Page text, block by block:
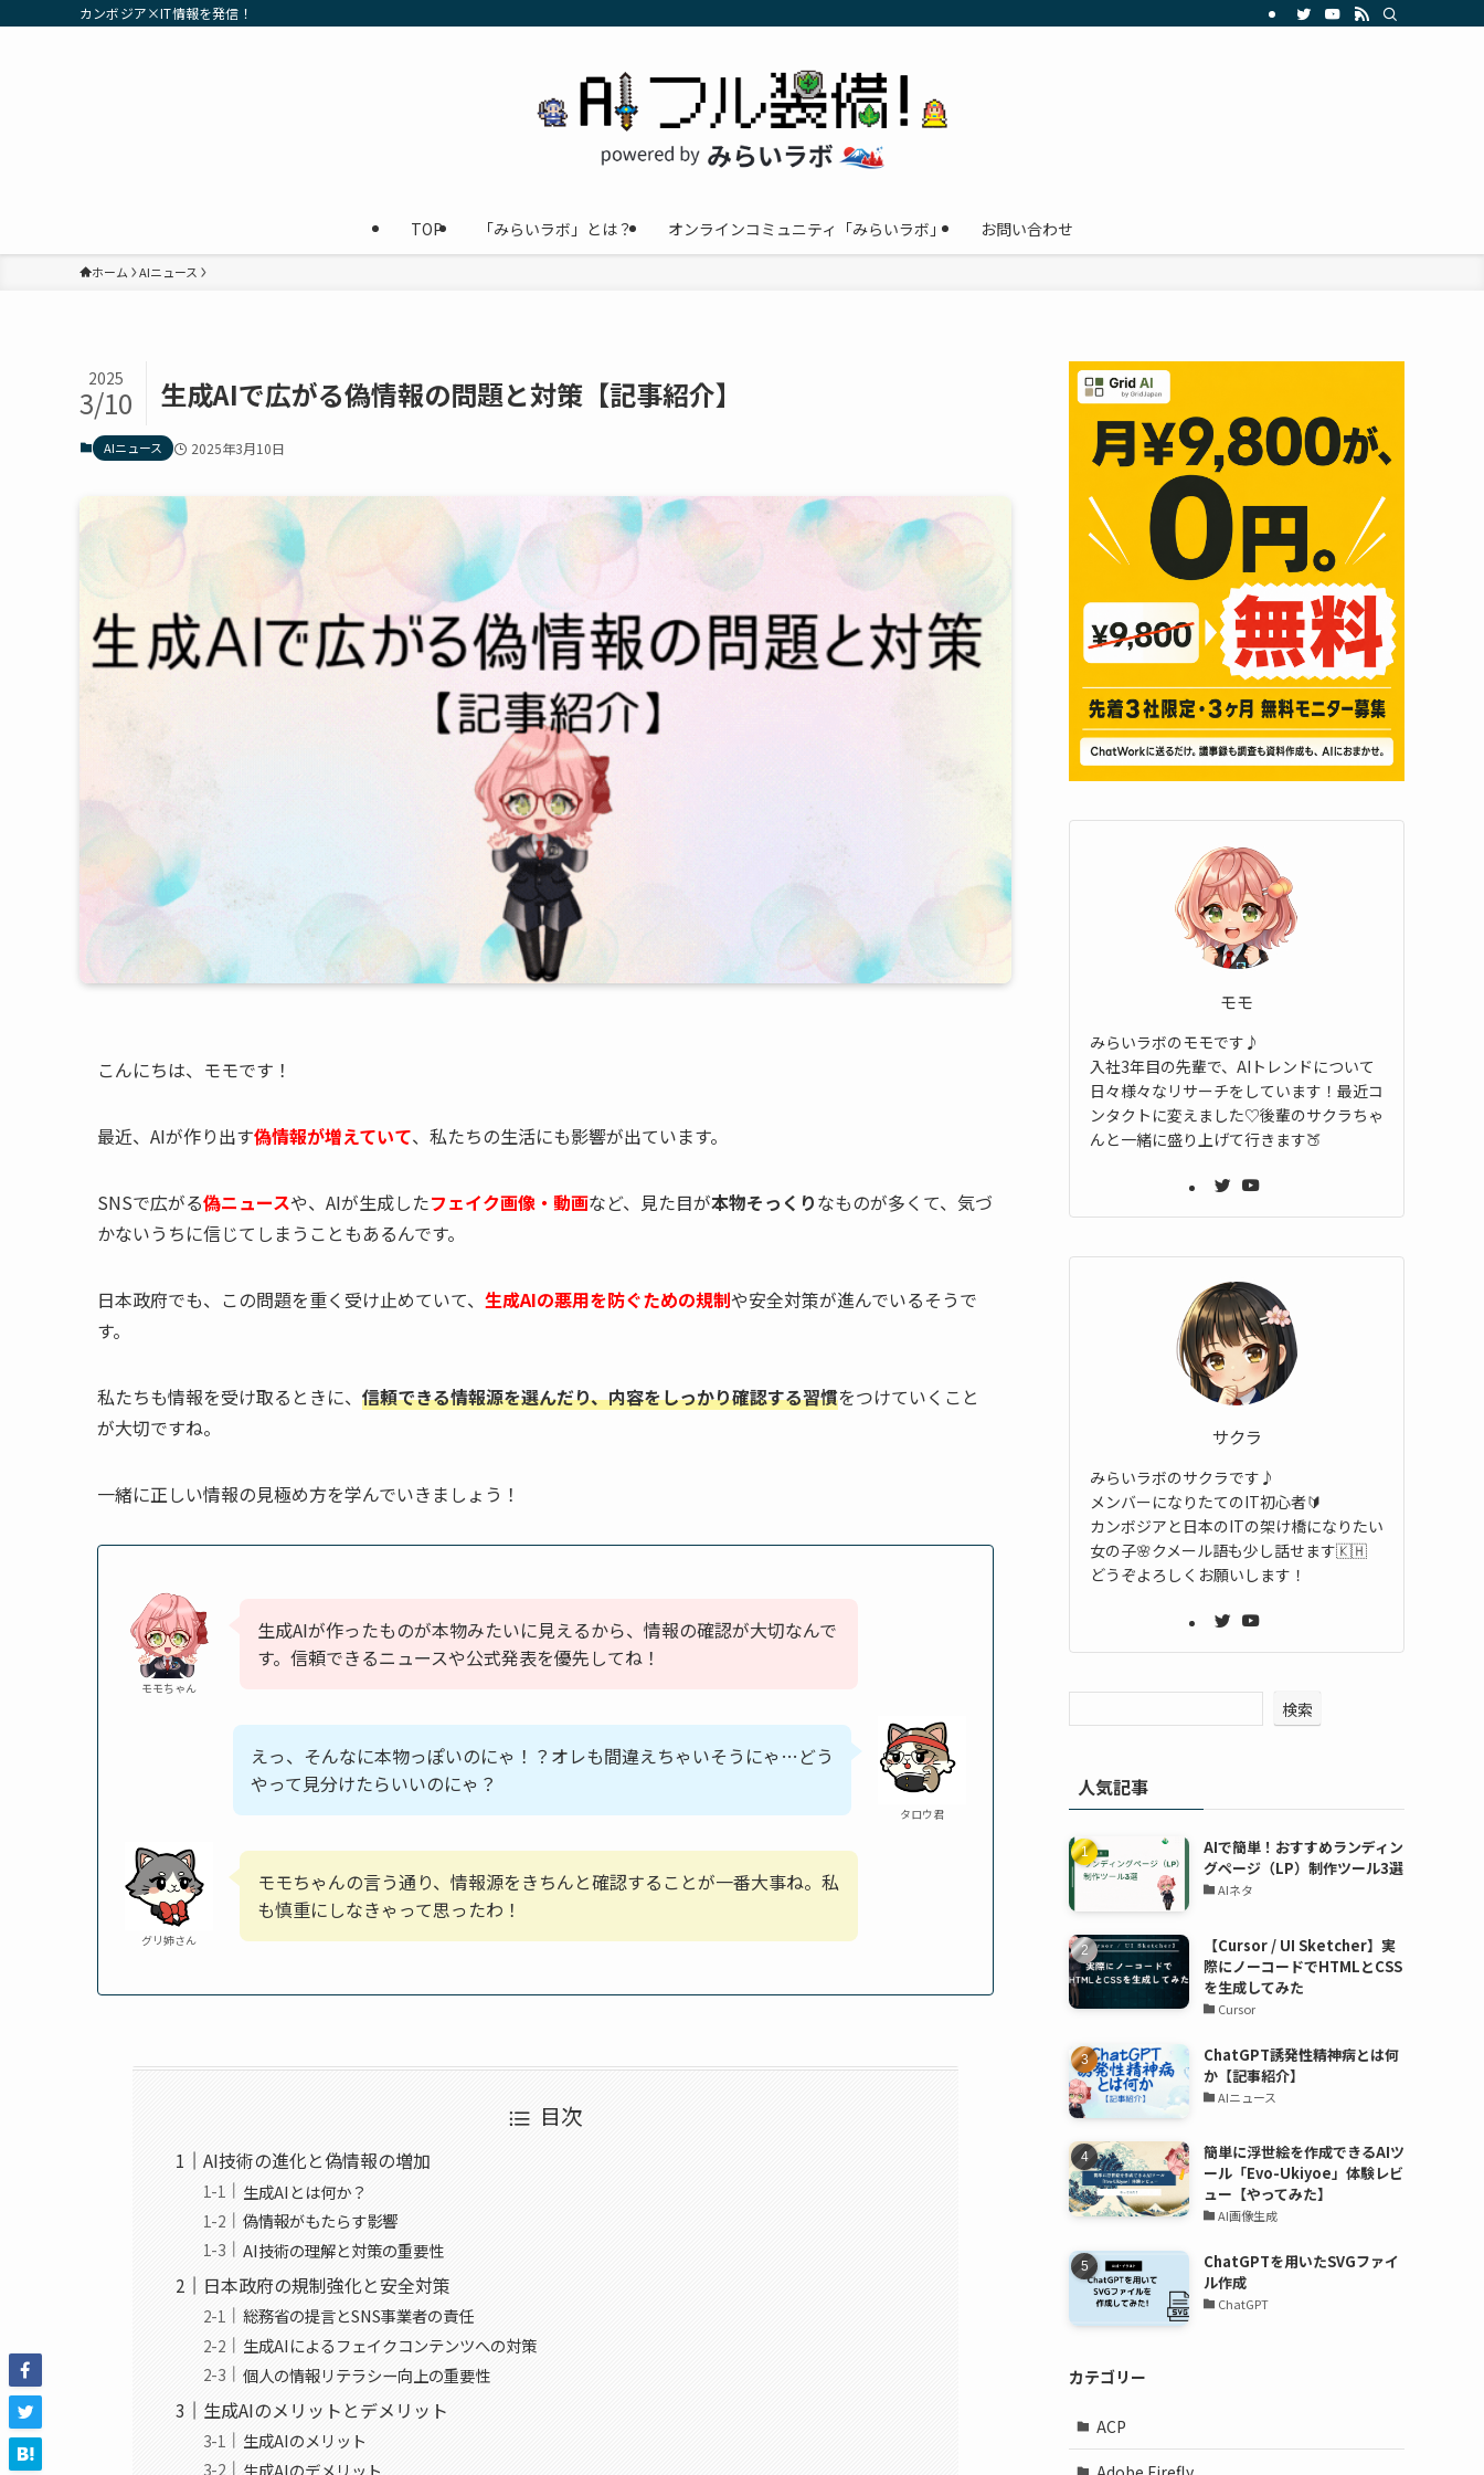
カンボジア×IT情報を発信！
TOP 「みらいラボ」とは？ オンラインコミュニティ「みらいラボ」 お問い合わせ
ホーム AIニュース
生成AIで広がる偽情報の問題と対策【記事紹介】
2025
3/10
AIニュース 2025年3月10日
こんにちは、モモです！
最近、AIが作り出す偽情報が増えていて、私たちの生活にも影響が出ています。
SNSで広がる偽ニュースや、AIが生成したフェイク画像・動画など、見た目が本物そっくりなものが多くて、気づ
かないうちに信じてしまうこともあるんです。
日本政府でも、この問題を重く受け止めていて、 生成AIの悪用を防ぐための規制や安全対策が進んでいるそうで
す。
私たちも情報を受け取るときに、 信頼できる情報源を選んだり、内容をしっかり確認する習慣をつけていくこと
が大切ですね。
一緒に正しい情報の見極め方を学んでいきましょう！
モモちゃん
生成AIが作ったものが本物みたいに見えるから、情報の確認が大切なんで
す。信頼できるニュースや公式発表を優先してね！
タロウ君
えっ、そんなに本物っぽいのにゃ！？オレも間違えちゃいそうにゃ…どう
やって見分けたらいいのにゃ？
グリ姉さん
モモちゃんの言う通り、情報源をきちんと確認することが一番大事ね。私
も慎重にしなきゃって思ったわ！
目次
AI技術の進化と偽情報の増加
生成AIとは何か？
偽情報がもたらす影響
AI技術の理解と対策の重要性
日本政府の規制強化と安全対策
総務省の提言とSNS事業者の責任
生成AIによるフェイクコンテンツへの対策
個人の情報リテラシー向上の重要性
生成AIのメリットとデメリット
生成AIのメリット
生成AIのデメリット
モモ
みらいラボのモモです♪
入社3年目の先輩で、AIトレンドについて
日々様々なリサーチをしています！最近コ
ンタクトに変えました♡後輩のサクラちゃ
んと一緒に盛り上げて行きます🍑
サクラ
みらいラボのサクラです♪
メンバーになりたてのIT初心者🔰
カンボジアと日本のITの架け橋になりたい
女の子🌸クメール語も少し話せます🇰🇭
どうぞよろしくお願いします！
検索
人気記事
AIで簡単！おすすめランディン
グページ（LP）制作ツール3選
AIネタ
【Cursor / UI Sketcher】実
際にノーコードでHTMLとCSS
を生成してみた
Cursor
ChatGPT誘発性精神病とは何
か【記事紹介】
AIニュース
簡単に浮世絵を作成できるAIツ
ール「Evo-Ukiyoe」体験レビ
ュー【やってみた】
AI画像生成
ChatGPTを用いたSVGファイ
ル作成
ChatGPT
カテゴリー
ACP